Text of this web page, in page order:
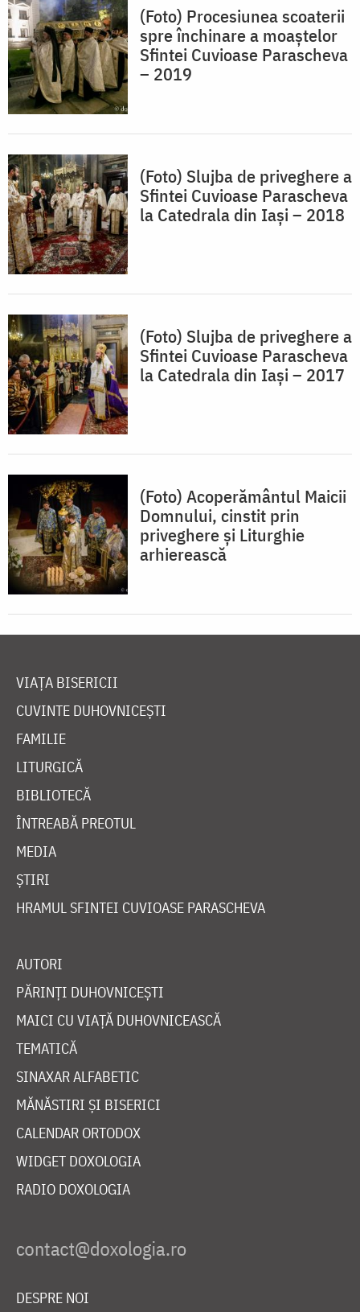
(Foto) Procesiunea scoaterii
spre închinare a moaștelor
Sfintei Cuvioase Parascheva
– 2019
(Foto) Slujba de priveghere a
Sfintei Cuvioase Parascheva
la Catedrala din Iaşi – 2018
(Foto) Slujba de priveghere a
Sfintei Cuvioase Parascheva
la Catedrala din Iaşi – 2017
(Foto) Acoperământul Maicii
Domnului, cinstit prin
priveghere și Liturghie
arhierească
VIAȚA BISERICII
CUVINTE DUHOVNICEȘTI
FAMILIE
LITURGICĂ
BIBLIOTECĂ
ÎNTREABĂ PREOTUL
MEDIA
ȘTIRI
HRAMUL SFINTEI CUVIOASE PARASCHEVA
AUTORI
PĂRINȚI DUHOVNICEȘTI
MAICI CU VIAȚĂ DUHOVNICEASCĂ
TEMATICĂ
SINAXAR ALFABETIC
MĂNĂSTIRI ȘI BISERICI
CALENDAR ORTODOX
WIDGET DOXOLOGIA
RADIO DOXOLOGIA
DESPRE NOI